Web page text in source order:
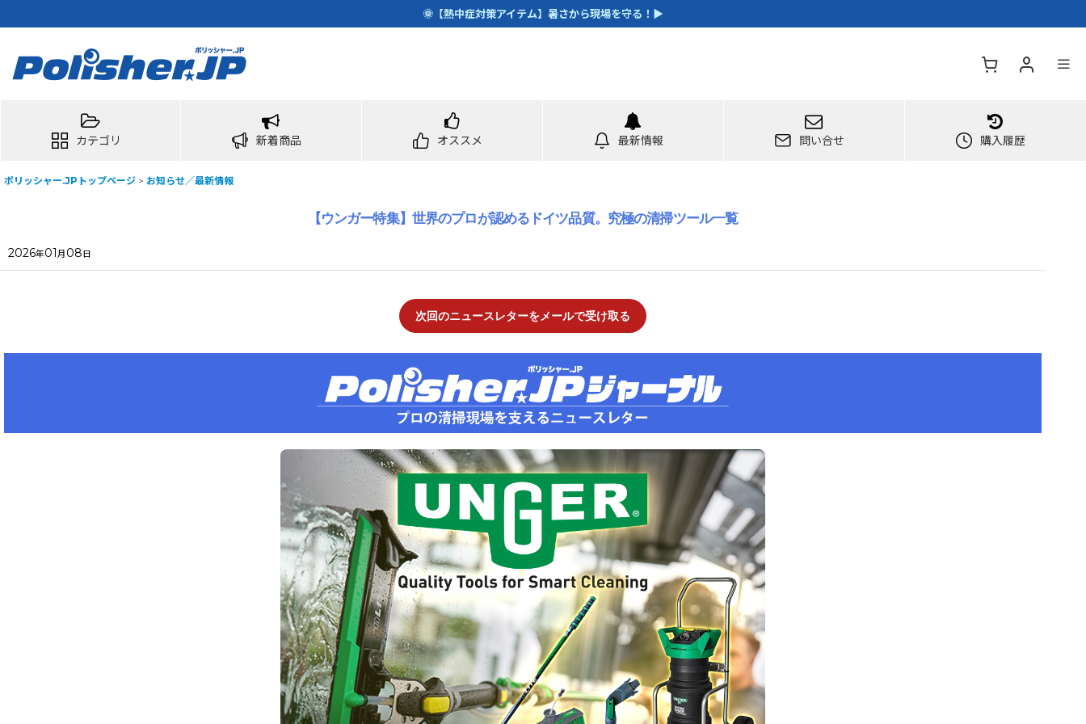
🌞【熱中症対策アイテム】暑さから現場を守る！▶
カテゴリ 新着商品 オススメ 最新情報 問い合せ 購入履歴
ポリッシャー.JPトップページ > お知らせ／最新情報
【ウンガー特集】世界のプロが認めるドイツ品質。究極の清掃ツール一覧
2026年01月 08日
次回のニュースレターをメールで受け取る